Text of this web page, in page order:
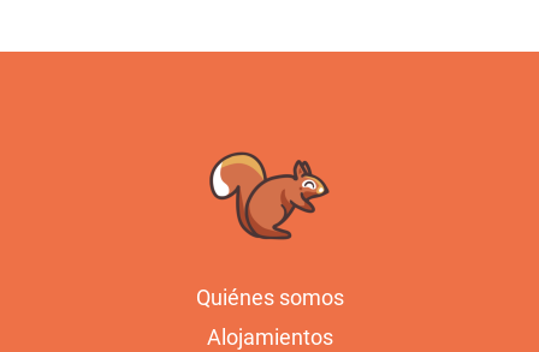
Quiénes somos
Alojamientos